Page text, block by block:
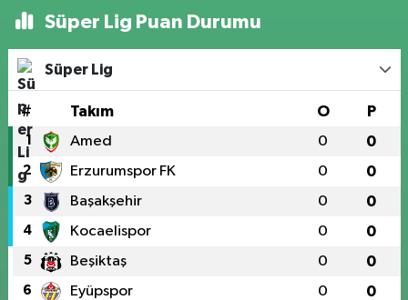
Süper Lig Puan Durumu
Süper Lig
# Takım O P
1 Amed 0 0
2 Erzurumspor FK 0 0
3 Başakşehir 0 0
4 Kocaelispor 0 0
5 Beşiktaş 0 0
6 Eyüpspor 0 0